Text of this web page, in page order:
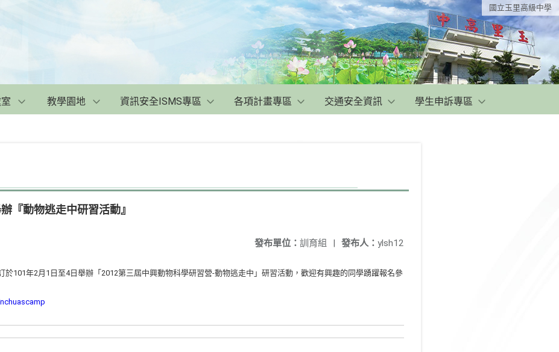
國立玉里高級中學
教學園地 資訊安全ISMS專區 各項計畫專區 交通安全資訊 學生申訴專區
『動物逃走中研習活動』
發布人： ylsh12
發布單位： 訓育組 |
於101年2月1日至4日舉辦「2012第三屆中興動物科學研習營-動物逃走中」研習活動，歡迎有興趣的同學踴躍報名參